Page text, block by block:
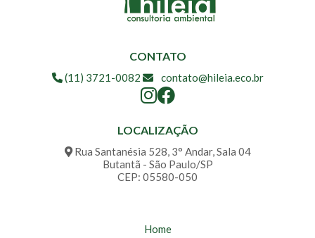
CONTATO
(11) 3721-0082 contato@hileia.eco.br
LOCALIZAÇÃO
Rua Santanésia 528, 3° Andar, Sala 04
Butantã - São Paulo/SP
CEP: 05580-050
Home